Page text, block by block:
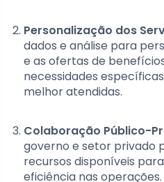
Personalização dos
dados e análise para
e as ofertas de
necessidades
melhor atendidas.
Colaboração Público-
governo e setor privado
recursos disponíveis
eficiência nas operações.